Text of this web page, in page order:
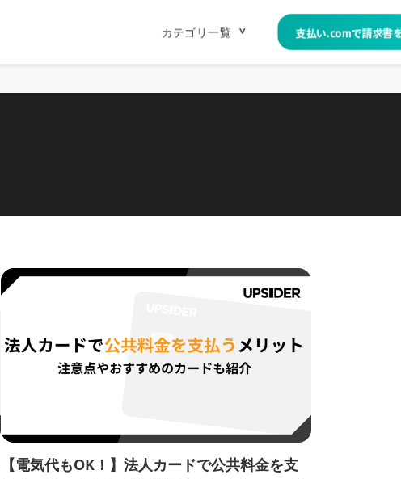
カテゴリ一覧 ^ 支払い.comで請求書
【電気代もOK！】法人カードで公共料金を支